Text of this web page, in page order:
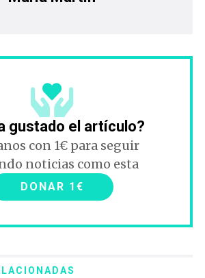
gustado el artículo?
con 1€ para seguir
noticias como esta
DONAR 1€